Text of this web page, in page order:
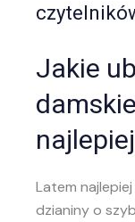
Jakie
Latem
dzianiny o